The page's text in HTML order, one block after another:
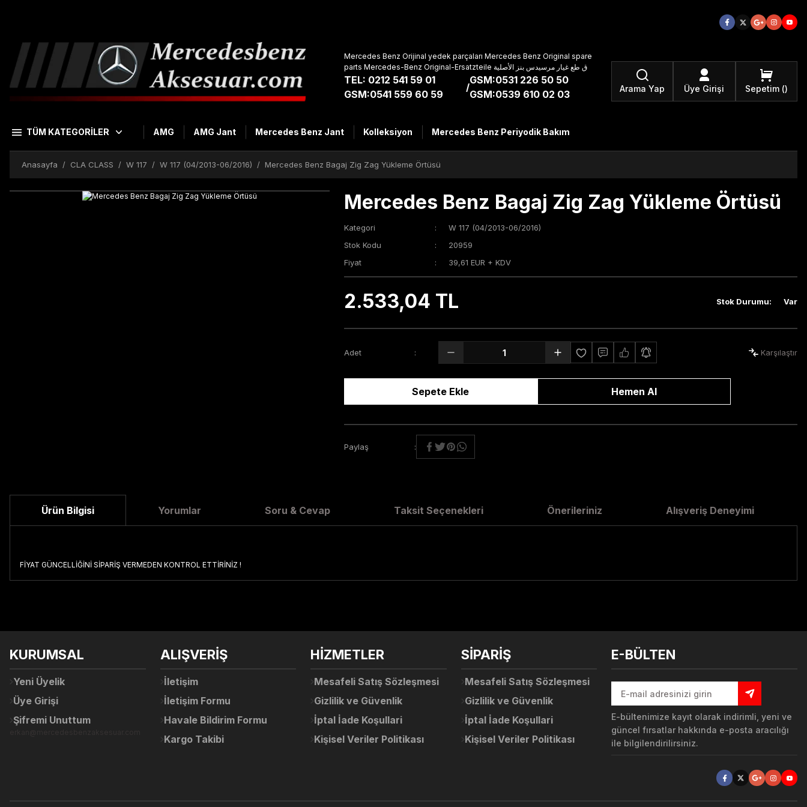
Mercedes Benz Orijinal yedek parçaları Mercedes Benz Original spare
parts Mercedes-Benz Original-Ersatzteile ق طع غيار مرسيدس بنز الأصلية
TEL: 0212 541 59 01
GSM:0541 559 60 59
/
GSM:0531 226 50 50
GSM:0539 610 02 03
Arama Yap Üye Girişi Sepetim
TÜM KATEGORİLER AMG AMG Jant Mercedes Benz Jant Kolleksiyon Mercedes Benz Periyodik Bakım
Anasayfa CLA CLASS W 117 W 117 (04/2013-06/2016) Mercedes Benz Bagaj Zig Zag Yükleme Örtüsü
Mercedes Benz Bagaj Zig Zag Yükleme Örtüsü
Kategori
W 117 (04/2013-06/2016)
Stok Kodu
20959
Fiyat
39,61 EUR + KDV
2.533,04 TL Stok Durumu: Var
Adet Karşılaştır
Sepete Ekle Hemen Al
Paylaş
Ürün Bilgisi Yorumlar Soru & Cevap Taksit Seçenekleri Önerileriniz Alışveriş Deneyimi
FİYAT GÜNCELLİĞİNİ SİPARİŞ VERMEDEN KONTROL ETTİRİNİZ !
Yorum Yaz
Ürün açıklamasında eksik bilgiler bulunuyor.
Bu ürüne benzer farklı alternatifler olmalı.
Deneyimini Paylaş
KURUMSAL
Yeni Üyelik
Üye Girişi
Şifremi Unuttum
ALIŞVERİŞ
İletişim
İletişim Formu
Havale Bildirim Formu
Kargo Takibi
HİZMETLER
Mesafeli Satış Sözleşmesi
Gizlilik ve Güvenlik
İptal İade Koşullari
Kişisel Veriler Politikası
SİPARİŞ
Mesafeli Satış Sözleşmesi
Gizlilik ve Güvenlik
İptal İade Koşullari
Kişisel Veriler Politikası
E-BÜLTEN
E-bültenimize kayıt olarak indirimli, yeni ve
güncel fırsatlar hakkında e-posta aracılığı
ile bilgilendirilirsiniz.